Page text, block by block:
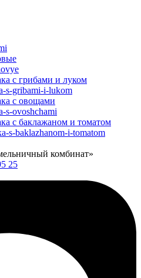
с грибами и луком
с овощами
с баклажаном и томатом
комбинат»
25